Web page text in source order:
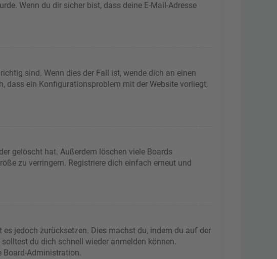
Wenn du dir sicher bist, dass deine E-Mail-Adresse
sind. Wenn dies der Fall ist, wende dich an einen
dass ein Konfigurationsproblem mit der Website vorliegt,
gelöscht hat. Außerdem löschen viele Boards
zu verringern. Registriere dich einfach erneut und
jedoch zurücksetzen. Dies machst du, indem du auf der
du dich schnell wieder anmelden können.
Board-Administration.